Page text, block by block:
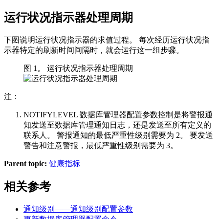
运行状况指示器处理周期
下图说明运行状况指示器的求值过程。 每次经历运行状况指
示器特定的刷新时间间隔时，就会运行这一组步骤。
图 1。 运行状况指示器处理周期
注：
NOTIFYLEVEL 数据库管理器配置参数控制是将警报通
知发送至数据库管理通知日志，还是发送至所有定义的
联系人。 警报通知的最低严重性级别需要为 2。 要发送
警告和注意警报，最低严重性级别需要为 3。
Parent topic: 健康指标
相关参考
通知级别——通知级别 配置参数